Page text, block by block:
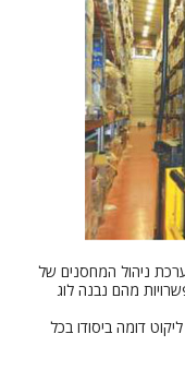
ניהול המחסנים של
מהם נבנה לוג
דומה ביסודו בכל